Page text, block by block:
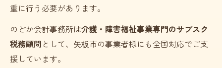
重に行う必要があります。
のどか会計事務所は介護・障害福祉事業専門のサブスク
税務顧問 として、矢板市の事業者様にも全国対応でご支
援しています。